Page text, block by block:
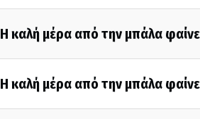
Η καλή μέρα από την μπάλα
Η καλή μέρα από την μπάλα